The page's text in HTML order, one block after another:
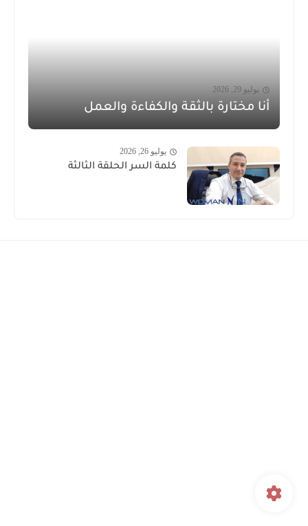
يوليو 29, 2026
أنا مختارة بالثقة والكفاءة والعمل
يوليو 26, 2026
كلمة السر الحلقة الثالثة